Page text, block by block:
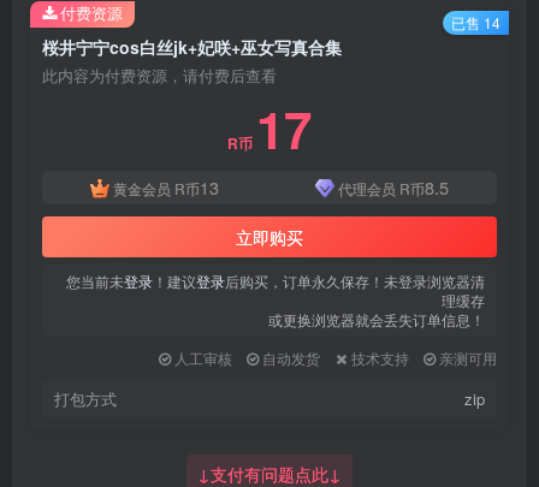
桜井宁宁cos白丝jk+妃咲+巫女写真合集
此内容为付费资源，请付费后查看
R币 17
黄金会员 R币13 代理会员 R币8.5
立即购买
您当前未登录 ！建议登录后购买，订单永久保存！未登录浏览器清
理缓存
或更换浏览器就会丢失订单信息！
人工审核
自动发货 技术支持 亲测可用
打包方式 zip
付费资源 已售 14
↓支付有问题点此↓